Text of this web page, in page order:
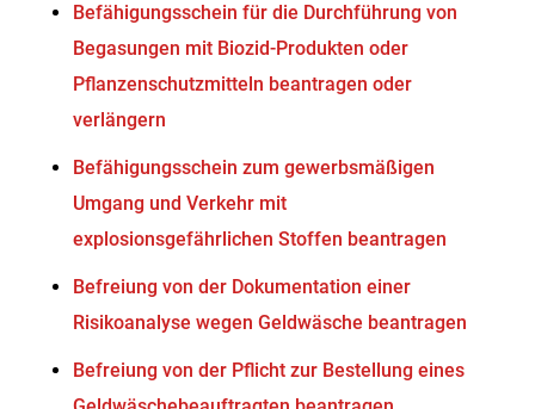
Befähigungsschein für die Durchführung von
Begasungen mit Biozid-Produkten oder
Pflanzenschutzmitteln beantragen oder
verlängern
Befähigungsschein zum gewerbsmäßigen
Umgang und Verkehr mit
explosionsgefährlichen Stoffen beantragen
Befreiung von der Dokumentation einer
Risikoanalyse wegen Geldwäsche beantragen
Befreiung von der Pflicht zur Bestellung eines